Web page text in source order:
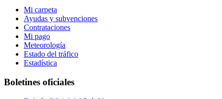
Mi carpeta
Ayudas y subvenciones
Contrataciones
Mi pago
Meteorología
Estado del tráfico
Estadística
Boletines oficiales